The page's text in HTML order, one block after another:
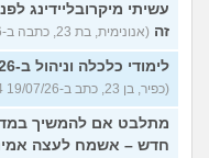
עשיתי מיקרובליידינג
זה (אנונימית, בת 23, כתבה ב-19/07/26 17:35)
לימודי כלכלה וניהול ב-2026 האם יהיה לי עתיד בזה?
(כפיר, בן 23, כתב ב-19/07/26 17:24)
מתלבט אם להמשיך
חדש – אשמח לעצה